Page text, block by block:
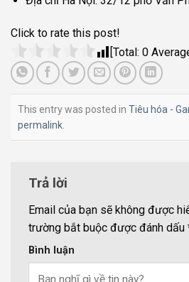
Click to rate this post!
[Total: 0
This entry was posted in Tiêu hóa -
permalink
Trả lời
Email của bạn sẽ không được
trường bắt buộc được đánh dấu
Bình luận